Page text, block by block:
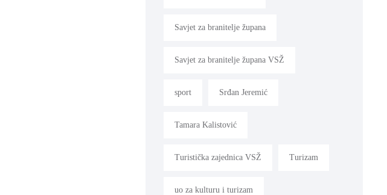
Savjet za branitelje župana
Savjet za branitelje župana VSŽ
sport Srđan Jeremić
Tamara Kalistović
Turistička zajednica VSŽ Turizam
uo za kulturu i turizam